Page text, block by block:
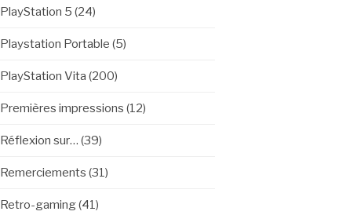
PlayStation 5 (24)
Playstation Portable (5)
PlayStation Vita (200)
Premières impressions (12)
Réflexion sur… (39)
Remerciements (31)
Retro-gaming(41)